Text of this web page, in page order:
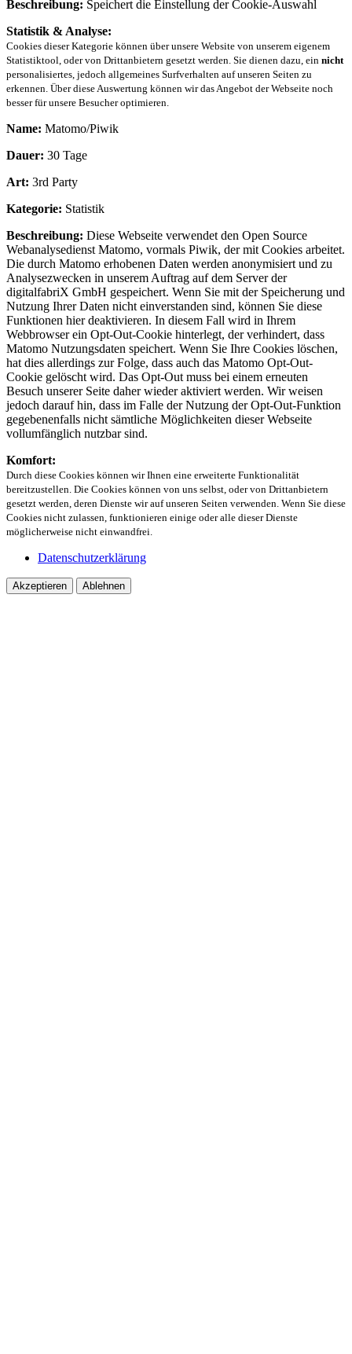
Beschreibung: Speichert die Einstellung der Cookie-Auswahl
Statistik & Analyse:
Cookies dieser Kategorie können über unsere Website von unserem eigenem
Statistiktool, oder von Drittanbietern gesetzt werden. Sie dienen dazu, ein nicht
personalisiertes, jedoch allgemeines Surfverhalten auf unseren Seiten zu
erkennen. Über diese Auswertung können wir das Angebot der Webseite noch
besser für unsere Besucher optimieren.
Name: Matomo/Piwik
Dauer: 30 Tage
Art: 3rd Party
Kategorie: Statistik
Beschreibung: Diese Webseite verwendet den Open Source
Webanalysedienst Matomo, vormals Piwik, der mit Cookies arbeitet.
Die durch Matomo erhobenen Daten werden anonymisiert und zu
Analysezwecken in unserem Auftrag auf dem Server der
digitalfabriX GmbH gespeichert. Wenn Sie mit der Speicherung und
Nutzung Ihrer Daten nicht einverstanden sind, können Sie diese
Funktionen hier deaktivieren. In diesem Fall wird in Ihrem
Webbrowser ein Opt-Out-Cookie hinterlegt, der verhindert, dass
Matomo Nutzungsdaten speichert. Wenn Sie Ihre Cookies löschen,
hat dies allerdings zur Folge, dass auch das Matomo Opt-Out-
Cookie gelöscht wird. Das Opt-Out muss bei einem erneuten
Besuch unserer Seite daher wieder aktiviert werden. Wir weisen
jedoch darauf hin, dass im Falle der Nutzung der Opt-Out-Funktion
gegebenenfalls nicht sämtliche Möglichkeiten dieser Webseite
vollumfänglich nutzbar sind.
Komfort:
Durch diese Cookies können wir Ihnen eine erweiterte Funktionalität
bereitzustellen. Die Cookies können von uns selbst, oder von Drittanbietern
gesetzt werden, deren Dienste wir auf unseren Seiten verwenden. Wenn Sie diese
Cookies nicht zulassen, funktionieren einige oder alle dieser Dienste
möglicherweise nicht einwandfrei.
Datenschutzerklärung
Akzeptieren Ablehnen